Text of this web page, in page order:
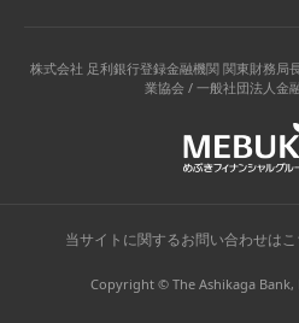
株式会社 足利銀行登録金融機関 関東財務局
業協会 / 一般社団法人金
当サイトに関するお問い合わせはこ
Copyright © The Ashikaga Bank,